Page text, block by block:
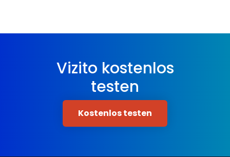
Vizito kostenlos
testen
Kostenlos testen